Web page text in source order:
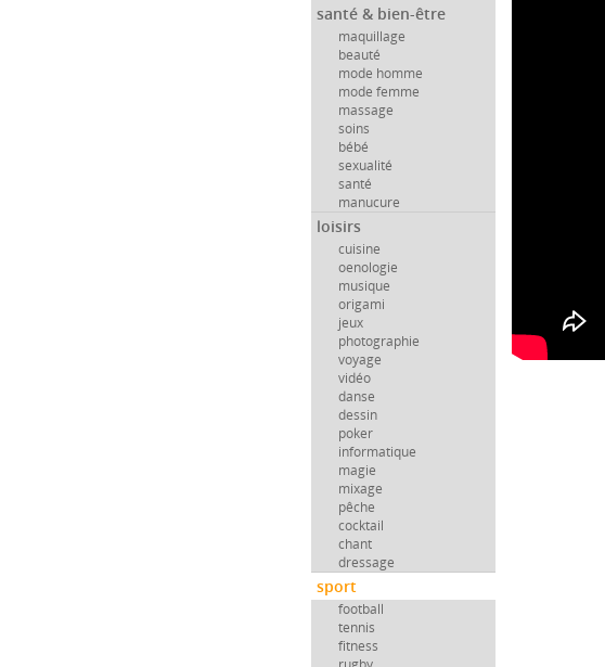
santé & bien-être
maquillage
beauté
mode homme
mode femme
massage
soins
bébé
sexualité
santé
manucure
loisirs
cuisine
oenologie
musique
origami
jeux
photographie
voyage
vidéo
danse
dessin
poker
informatique
magie
mixage
pêche
cocktail
chant
dressage
sport
football
tennis
fitness